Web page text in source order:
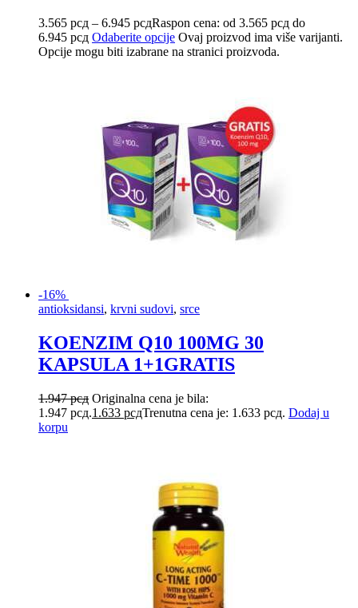
3.565 рсд – 6.945 рсдRaspon cena: od 3.565 рсд do
6.945 рсд Odaberite opcije Ovaj proizvod ima više varijanti.
Opcije mogu biti izabrane na stranici proizvoda.
-16%
antioksidansi, krvni sudovi, srce
KOENZIM Q10 100MG 30
KAPSULA 1+1GRATIS
1.947рсд Originalna cena je bila:
1.947 рсд.1.633 рсдTrenutna cena je: 1.633 рсд. Dodaj u
korpu